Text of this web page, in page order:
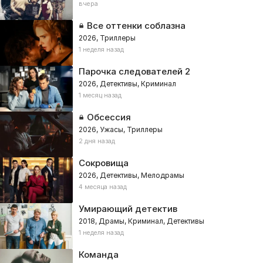
вчера
Все оттенки соблазна
2026, Триллеры
1 неделя назад
Парочка следователей 2
2026, Детективы, Криминал
1 месяц назад
Обсессия
2026, Ужасы, Триллеры
2 дня назад
Сокровища
2026, Детективы, Мелодрамы
4 месяца назад
Умирающий детектив
2018, Драмы, Криминал, Детективы
1 неделя назад
Команда